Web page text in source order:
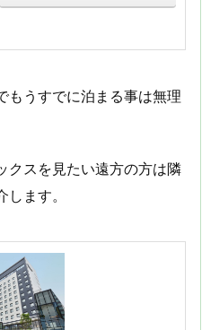
もうすでに泊まる事は無理
クスを見たい遠方の方は隣
ます。